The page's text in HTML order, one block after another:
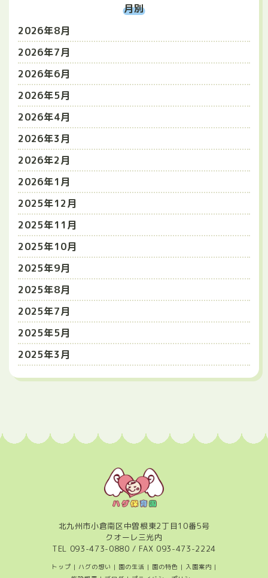
月別
2026年8月
2026年7月
2026年6月
2026年5月
2026年4月
2026年3月
2026年2月
2026年1月
2025年12月
2025年11月
2025年10月
2025年9月
2025年8月
2025年7月
2025年5月
2025年3月
北九州市小倉南区中曽根東2丁目10番5号
クオーレ三光内
TEL 093-473-0880 / FAX 093-473-2224
トップ | ハグの想い | 園の生活 | 園の特色 | 入園案内 |